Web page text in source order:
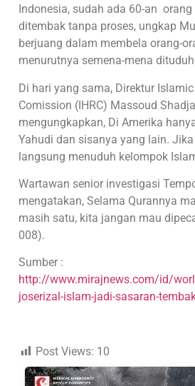
Indonesia, sudah ada 60-an
ditembak tanpa proses, ungkap
berjuang dalam membela orang-
menurutnya semena-mena
Di hari yang sama, Direktur
Comission (IHRC) Massoud
mengungkapkan, Di Amerika
Yahudi dan sisanya yang lain.
langsung menuduh kelompok
Wartawan senior investigasi
mengatakan, Selama Qurannya
masih satu, kita jangan mau
008).
Sumber :
http://www.mirajnews.com/id/
joserizal-islam-jadi-sasaran-
Post Views: 10